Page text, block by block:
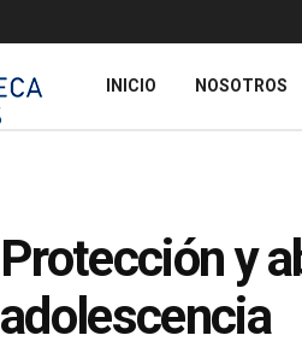
INICIO NOSOTROS
Protección y
adolescencia